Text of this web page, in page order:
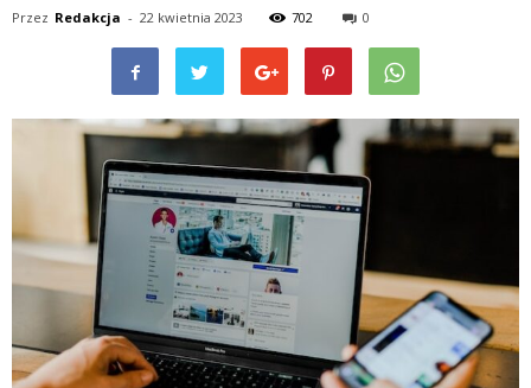
Przez Redakcja - 22 kwietnia 2023 702 0